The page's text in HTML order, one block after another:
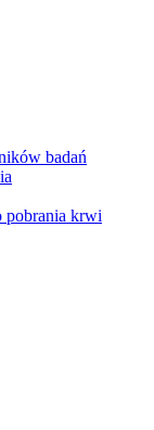
badań
pobrania krwi